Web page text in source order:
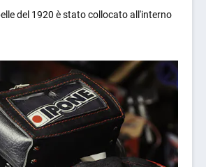
del 1920 è stato collocato all'interno